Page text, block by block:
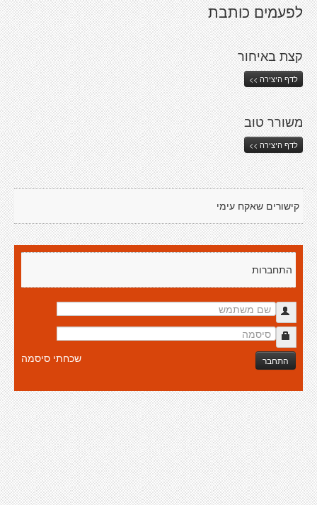
לפעמים כותבת
קצת באיחור
לדף היצירה >>
משורר טוב
לדף היצירה >>
קישורים שאקח עימי
התחברות
התחבר שכחתי סיסמה